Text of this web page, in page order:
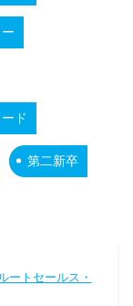
ド
第二新卒
ートセールス・